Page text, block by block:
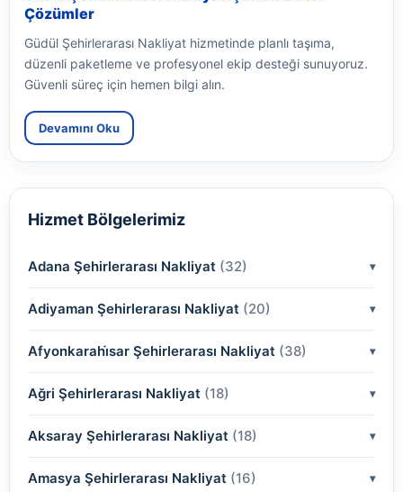
Çözümler
Güdül Şehirlerarası Nakliyat hizmetinde planlı taşıma,
düzenli paketleme ve profesyonel ekip desteği sunuyoruz.
Güvenli süreç için hemen bilgi alın.
Devamını Oku
Hizmet Bölgelerimiz
Adana Şehirlerarası Nakliyat (32)
(2)
(2)
(2)
(2)
(2)
Adiyaman Şehirlerarası Nakliyat (20)
(2)
(2)
(2)
(2)
Afyonkarahi̇sar Şehirlerarası Nakliyat (38)
(2)
(2)
(2)
Ağri Şehirlerarası Nakliyat (18)
(2)
(2)
Aksaray Şehirlerarası Nakliyat (18)
(2)
Amasya Şehirlerarası Nakliyat (16)